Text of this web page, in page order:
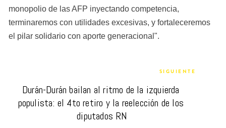
monopolio de las AFP inyectando competencia,
terminaremos con utilidades excesivas, y fortaleceremos
el pilar solidario con aporte generacional".
SIGUIENTE
Durán-Durán bailan al ritmo de la izquierda
populista: el 4to retiro y la reelección de los
diputados RN